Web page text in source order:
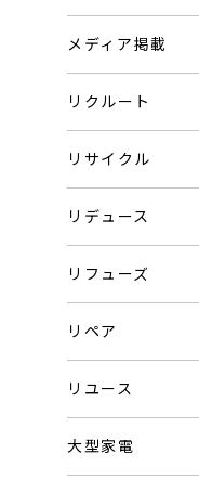
メディア掲載
リクルート
リサイクル
リデュース
リフューズ
リペア
リユース
大型家電